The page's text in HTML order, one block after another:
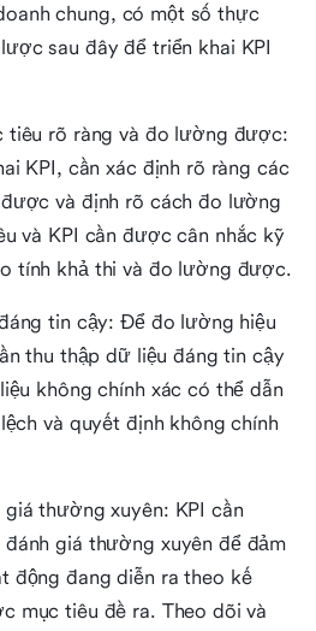
chung, có một số thực
sau đây để triển khai KPI
tiêu rõ ràng và đo lường được:
KPI, cần xác định rõ ràng các
và định rõ cách đo lường
và KPI cần được cân nhắc kỹ
tính khả thi và đo lường được.
tin cậy: Để đo lường hiệu
thu thập dữ liệu đáng tin cậy
không chính xác có thể dẫn
và quyết định không chính
thường xuyên: KPI cần
giá thường xuyên để đảm
động đang diễn ra theo kế
mục tiêu đề ra. Theo dõi và